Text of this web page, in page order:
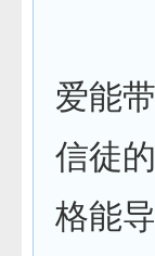
爱能
信徒
格能